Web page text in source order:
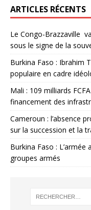
ARTICLES RÉCENTS
Le Congo-Brazzaville
sous le signe de la
Burkina Faso : Ibrahim
populaire en cadre
Mali : 109 milliards
financement des
Cameroun : l’absence
sur la succession et la
Burkina Faso :
groupes armés